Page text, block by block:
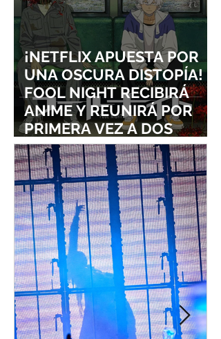
¡NETFLIX APUESTA POR
UNA OSCURA DISTOPÍA!
FOOL NIGHT RECIBIRÁ
ANIME Y REUNIRÁ POR
PRIMERA VEZ A DOS
ESTUDIOS LEGENDARIOS